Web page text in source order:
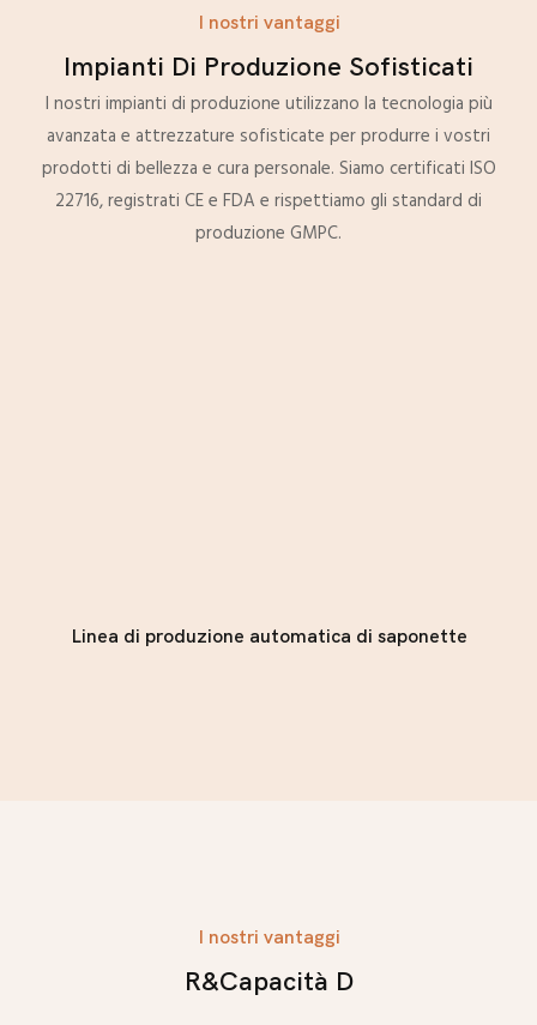
I nostri vantaggi
Impianti Di Produzione Sofisticati
I nostri impianti di produzione utilizzano la tecnologia più
avanzata e attrezzature sofisticate per produrre i vostri
prodotti di bellezza e cura personale. Siamo certificati ISO
22716, registrati CE e FDA e rispettiamo gli standard di
produzione GMPC.
Linea di produzione automatica di saponette
I nostri vantaggi
R&Capacità D